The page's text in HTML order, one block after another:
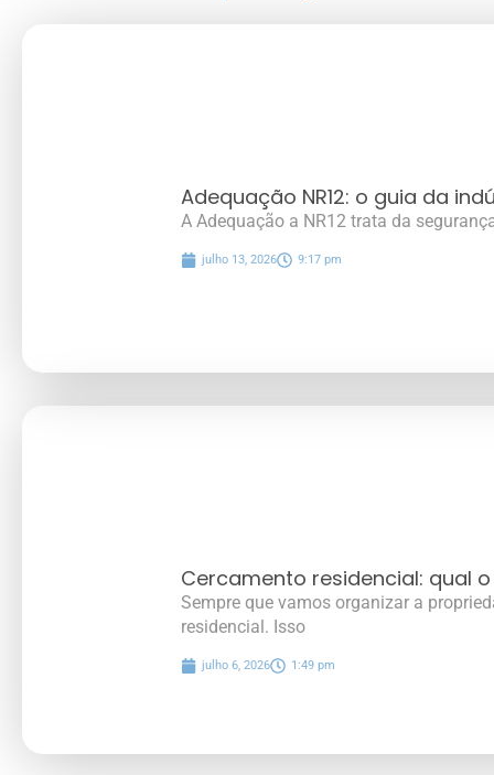
Adequação NR12: o guia da
A Adequação a NR12 trata da
julho 13, 2026 9:17 pm
Cercamento residencial: qual
Sempre que vamos organizar a
residencial. Isso
julho 6, 2026 1:49 pm